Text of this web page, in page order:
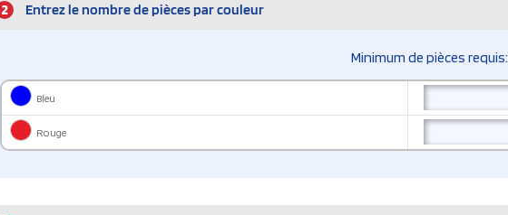
2 Entrez le nombre de pièces par couleur
Minimum de pièces requis:
Bleu
Rouge